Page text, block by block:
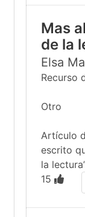
Mas
de la
Elsa
Recurso
Otro
Artículo
escrito
la
15